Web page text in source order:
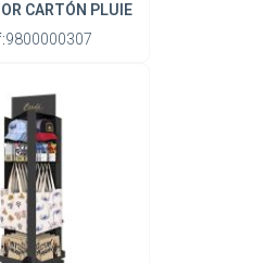
CARTÓN PLUIE
9800000307